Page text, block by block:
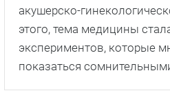
акушерско-
этого, тема медицины
экспериментов, которые
показаться